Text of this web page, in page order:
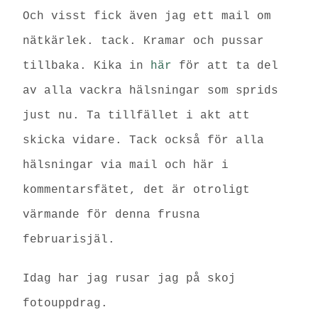
Och visst fick även jag ett mail om
nätkärlek. tack. Kramar och pussar
tillbaka. Kika in här för att ta del
av alla vackra hälsningar som sprids
just nu. Ta tillfället i akt att
skicka vidare.Tack också för alla
hälsningar via mail och här i
kommentarsfätet, det är otroligt
värmande för denna frusna
februarisjäl.
Idag har jag rusar jag på skoj
fotouppdrag.